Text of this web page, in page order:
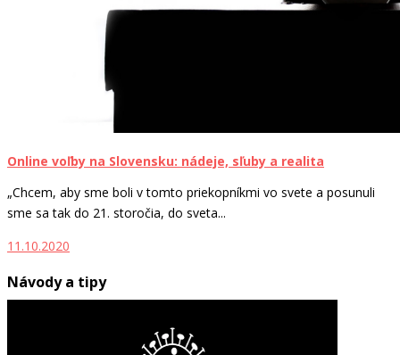
Online voľby na Slovensku: nádeje, sľuby a realita
„Chcem, aby sme boli v tomto priekopníkmi vo svete a posunuli
sme sa tak do 21. storočia, do sveta...
11.10.2020
Návody a tipy